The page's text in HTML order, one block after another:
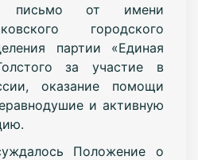
письмо от имени
городского
партии «Единая
за участие в
оказание помощи
и активную
Положение о